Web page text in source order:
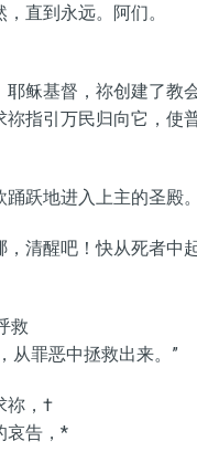
直到永远。阿们。
耶稣基督，祢创建了教
祢指引万民归向它，使
跃地进入上主的圣殿。
，清醒吧！快从死者中
救
从罪恶中拯救出来。”
祢，†
哀告，*